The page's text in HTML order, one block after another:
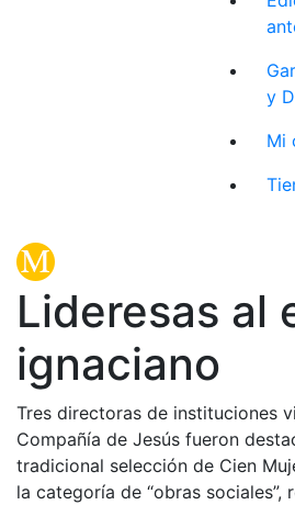
y
Mi
Lideresas al
ignaciano
Tres directoras de instituciones
Compañía de Jesús fueron
tradicional selección de Cien
la categoría de “obras sociales”,